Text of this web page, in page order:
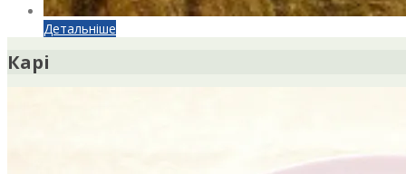
Детальніше
Карі